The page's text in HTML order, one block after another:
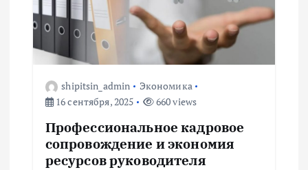
а
п
shipitsin_admin
Экономика
16 сентября, 2025
660 views
Профессиональное кадровое
сопровождение и экономия
ресурсов руководителя